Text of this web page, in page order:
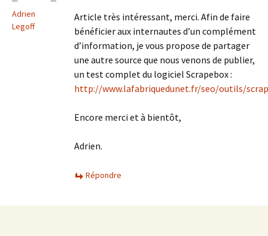
Adrien
Legoff
Article très intéressant, merci. Afin de faire
bénéficier aux internautes d’un complément
d’information, je vous propose de partager
une autre source que nous venons de publier,
un test complet du logiciel Scrapebox :
http://www.lafabriquedunet.fr/seo/outils/
Encore merci et à bientôt,
Adrien.
Répondre